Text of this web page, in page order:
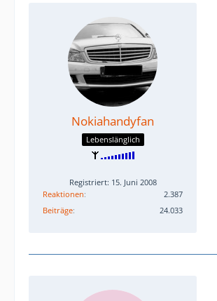
Nokiahandyfan
Lebenslänglich
Registriert: 15. Juni 2008
Reaktionen
2.387
Beiträge
24.033